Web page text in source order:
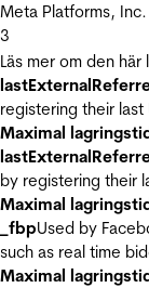
Meta Platforms, Inc.
3
Läs mer om den
registering their last
Maximal
by registering their
Maximal
_fbpUsed by
such as real time
Maximal